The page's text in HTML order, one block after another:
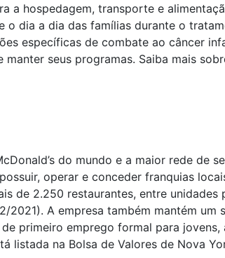
a hospedagem, transporte e
o dia a dia das famílias durante o
específicas de combate ao câncer
seus programas. Saiba mais
do mundo e a maior rede de
operar e conceder franquias
de 2.250 restaurantes, entre
2021). A empresa também mantém
primeiro emprego formal para
na Bolsa de Valores de Nova